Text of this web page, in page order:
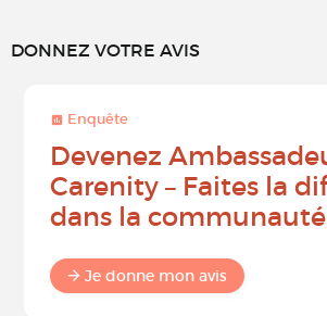
DONNEZ VOTRE AVIS
Enquête
Devenez
Carenity – Faites la
dans la
Je donne mon avis